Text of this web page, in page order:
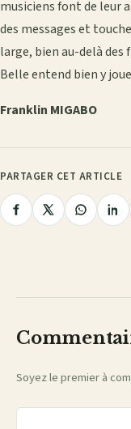
musiciens font de leur
des messages et
large, bien au-delà
Belle entend bien y
Franklin MIGABO
PARTAGER CET ARTICLE
PartagerPartagerPartager
Soyez le premier à